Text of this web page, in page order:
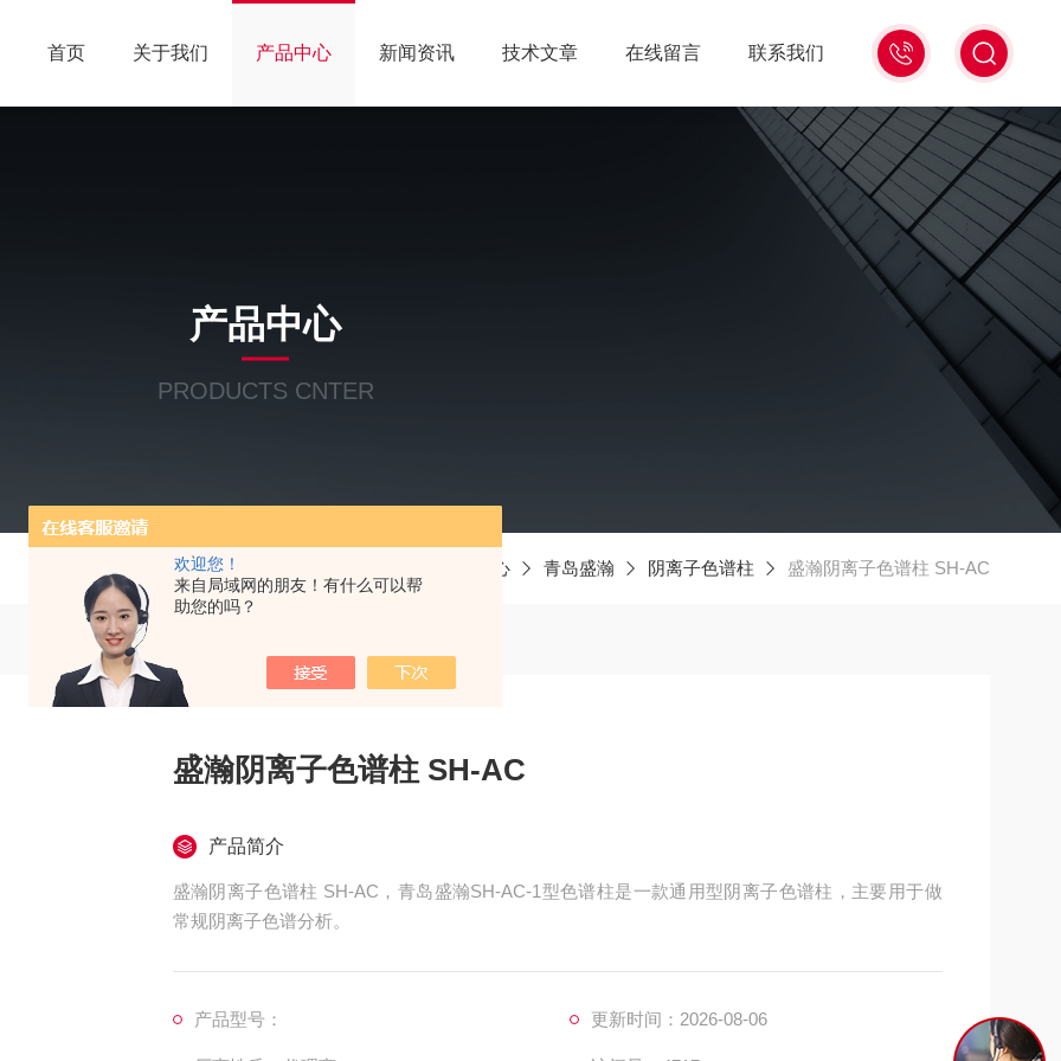
欢迎您！
来自局域网的朋友！有什么可以帮
助您的吗？
0571-
86939987
首页 关于我们 产品中心 新闻资讯 技术文章 在线留言 联系我们
产品中心
PRODUCTS CNTER
产品中心 青岛盛瀚 阴离子色谱柱 盛瀚阴离子色谱柱 SH-AC
盛瀚阴离子色谱柱 SH-AC
产品简介
盛瀚阴离子色谱柱 SH-AC，青岛盛瀚SH-AC-1型色谱柱是一款通用型阴离子色谱柱，主要用于做
常规阴离子色谱分析。
产品型号： 更新时间：2026-08-06